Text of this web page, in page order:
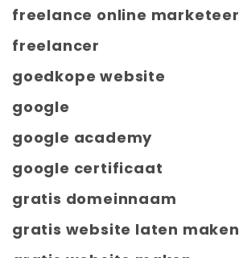
freelance online marketeer
freelancer
goedkope website
google
google academy
google certificaat
gratis domeinnaam
gratis website laten maken